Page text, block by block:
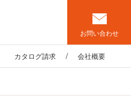
お問い合わせ
カタログ請求 会社概要